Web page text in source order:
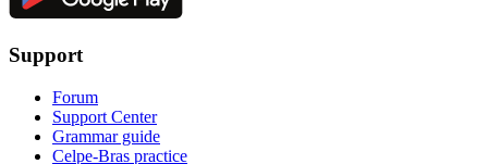
Support
Forum
Support Center
Grammar guide
Celpe-Bras practice